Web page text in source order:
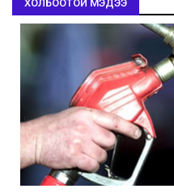
ХОЛБООТОЙ МЭДЭЭ